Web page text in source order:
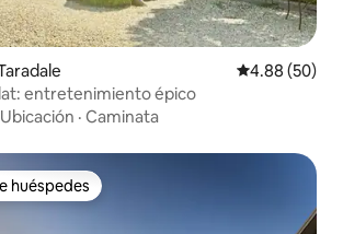
Calificación
4.88 (50)
entretenimiento épico
Ubicación · Caminata
preferido
huéspedes